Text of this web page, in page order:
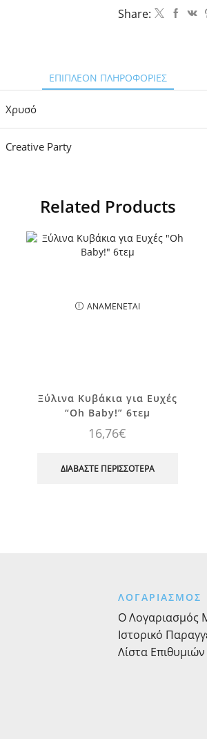
Share:
ΕΠΙΠΛΈΟΝ ΠΛΗΡΟΦΟΡΊΕΣ
Χρυσό
Creative Party
Related Products
ΑΝΑΜΈΝΕΤΑΙ
Ξύλινα Κυβάκια για Ευχές
“Oh Baby!” 6τεμ
16,76€
ΔΙΑΒΆΣΤΕ ΠΕΡΙΣΣΌΤΕΡΑ
ΛΟΓΑΡΙΑΣΜΟΣ
Ο Λογαριασμός
Ιστορικό
Λίστα Επιθυμιών